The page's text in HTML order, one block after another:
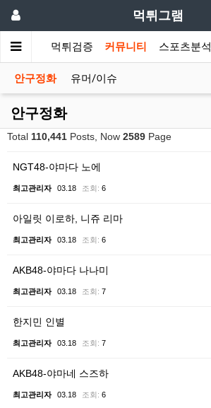
먹튀그램
먹튀검증 커뮤니티 스포츠분석
안구정화 유머/이슈
안구정화
Total 110,441 Posts, Now 2589 Page
NGT48-야마다 노에
최고관리자 03.18 조회: 6
아일릿 이로하, 니쥬 리마
최고관리자 03.18 조회: 6
AKB48-야마다 나나미
최고관리자 03.18 조회: 7
한지민 인별
최고관리자 03.18 조회: 7
AKB48-야마네 스즈하
최고관리자 03.18 조회: 6